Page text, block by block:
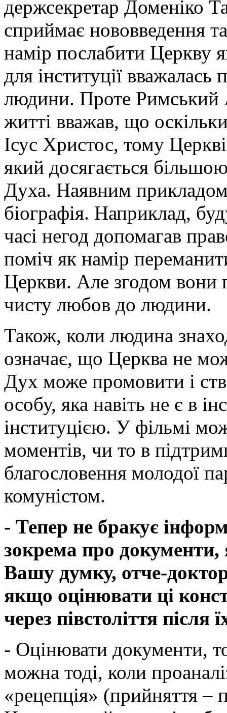
держсекретар Доменіко
сприймає нововведення
намір послабити Церкву
для інституції
людини. Проте Римський
житті вважав, що
Ісус Христос, тому
який досягається
Духа. Наявним прикладом
біографія. Наприклад,
часі негод допомагав
поміч як намір
Церкви. Але згодом вони
чисту любов до людини.
Також, коли людина
означає, що Церква не
Дух може промовити і
особу, яка навіть не є в
інституцією. У фільмі
моментів, чи то в
благословення молодої
комуністом.
- Тепер не бракує
зокрема про
Вашу думку, отче-
якщо оцінювати ці
через півстоліття після
- Оцінювати документи,
можна тоді, коли
«рецепція» (прийняття –